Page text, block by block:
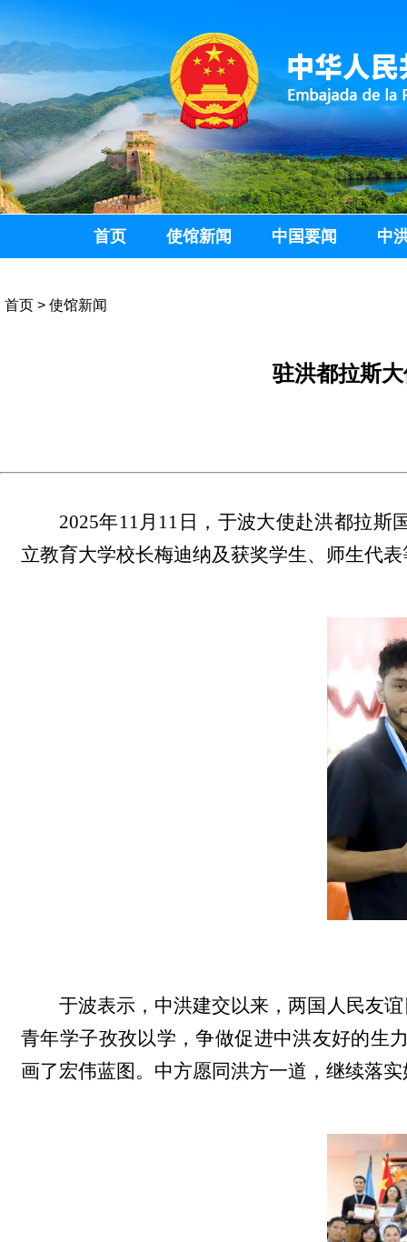
首页 使馆新闻 中国要闻 中
首页 > 使馆新闻
驻洪都拉斯
2025年11月11日，于波大使赴洪都拉斯
立教育大学校长梅迪纳及获奖学生、师生代
于波表示，中洪建交以来，两国人民友
青年学子孜孜以学，争做促进中洪友好的生
画了宏伟蓝图。中方愿同洪方一道，继续落